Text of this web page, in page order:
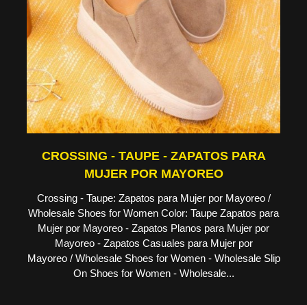
CROSSING - TAUPE - ZAPATOS PARA
MUJER POR MAYOREO
Crossing - Taupe: Zapatos para Mujer por Mayoreo /
Wholesale Shoes for Women Color: Taupe Zapatos para
Mujer por Mayoreo - Zapatos Planos para Mujer por
Mayoreo - Zapatos Casuales para Mujer por
Mayoreo / Wholesale Shoes for Women - Wholesale Slip
On Shoes for Women - Wholesale...